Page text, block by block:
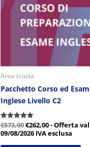
Area scuola
Pacchetto Corso ed
Inglese Livello C2
Valutato
5.00
su 5
€573,00€262,00- Offerta
09/08/2026 IVA esclusa